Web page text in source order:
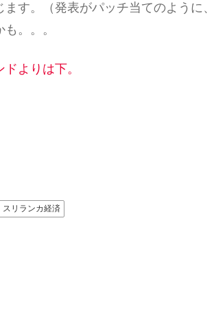
ます。（発表がパッチ当てのように、
。。。
よりは下。
スリランカ経済